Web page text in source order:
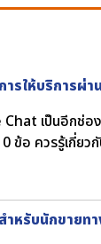
ารให้บริการผ่า
Chat เป็นอีกช่อ
ข้อ ควรรู้เกี่ย
ำหรับนักขายท